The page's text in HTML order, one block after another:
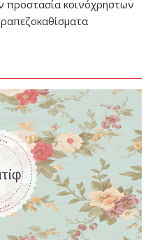
προστασία κοινόχρηστων